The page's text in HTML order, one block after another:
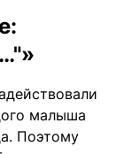
малыша
Поэтому